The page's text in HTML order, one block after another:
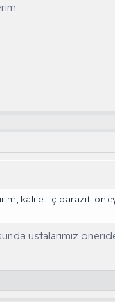
kaliteli iç paraziti
ustalarımız